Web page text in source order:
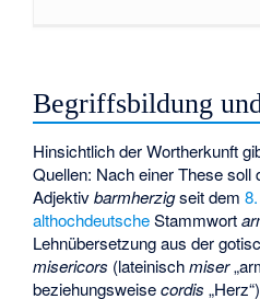
Begriffsbildung
Hinsichtlich der Wortherkunft
Quellen: Nach einer These soll
Adjektivbarmherzigseit dem
althochdeutscheStammwort
Lehnübersetzung aus der
misericors (lateinischmiser
beziehungsweisecordis